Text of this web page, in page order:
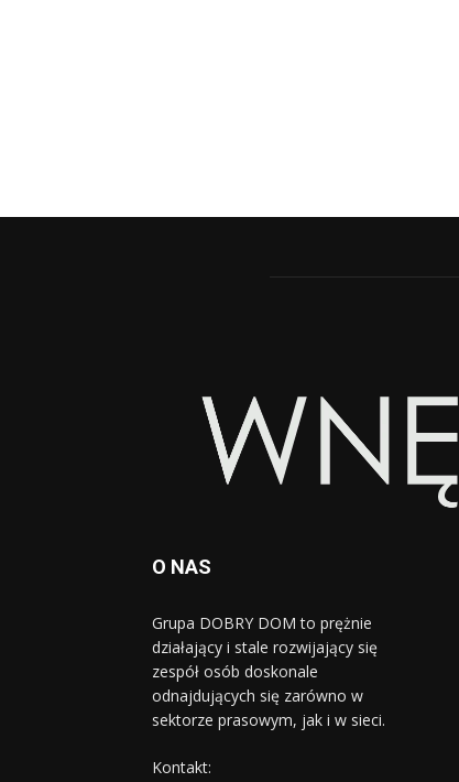
O NAS
Grupa DOBRY DOM to prężnie
działający i stale rozwijający się
zespół osób doskonale
odnajdujących się zarówno w
sektorze prasowym, jak i w sieci.
Kontakt: